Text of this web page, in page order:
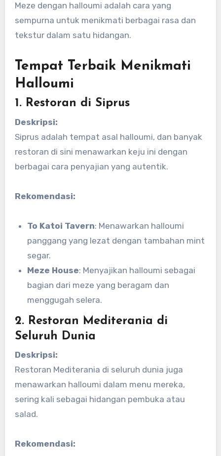
Meze dengan halloumi adalah cara yang
sempurna untuk menikmati berbagai rasa dan
tekstur dalam satu hidangan.
Tempat Terbaik Menikmati
Halloumi
1. Restoran di Siprus
Deskripsi:
Siprus adalah tempat asal halloumi, dan banyak
restoran di sini menawarkan keju ini dengan
berbagai cara penyajian yang autentik.
Rekomendasi:
To Katoi Tavern: Menawarkan halloumi
panggang yang lezat dengan tambahan mint
segar.
Meze House: Menyajikan halloumi sebagai
bagian dari meze yang beragam dan
menggugah selera.
2. Restoran Mediterania di
Seluruh Dunia
Deskripsi:
Restoran Mediterania di seluruh dunia juga
menawarkan halloumi dalam menu mereka,
sering kali sebagai hidangan pembuka atau
salad.
Rekomendasi: